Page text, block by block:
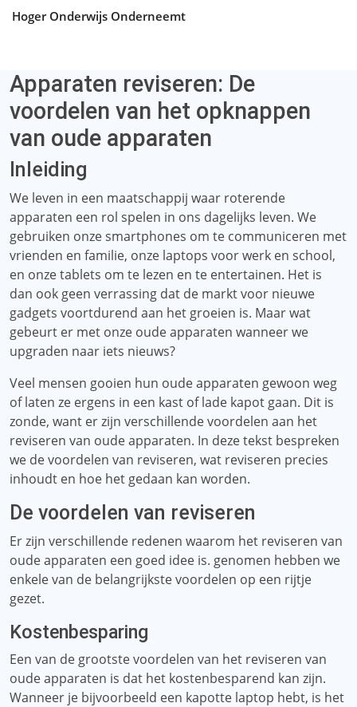
Hoger Onderwijs Onderneemt
Apparaten reviseren: De
voordelen van het opknappen
van oude apparaten
Inleiding
We leven in een maatschappij waar roterende
apparaten een rol spelen in ons dagelijks leven. We
gebruiken onze smartphones om te communiceren met
vrienden en familie, onze laptops voor werk en school,
en onze tablets om te lezen en te entertainen. Het is
dan ook geen verrassing dat de markt voor nieuwe
gadgets voortdurend aan het groeien is. Maar wat
gebeurt er met onze oude apparaten wanneer we
upgraden naar iets nieuws?
Veel mensen gooien hun oude apparaten gewoon weg
of laten ze ergens in een kast of lade kapot gaan. Dit is
zonde, want er zijn verschillende voordelen aan het
reviseren van oude apparaten. In deze tekst bespreken
we de voordelen van reviseren, wat reviseren precies
inhoudt en hoe het gedaan kan worden.
De voordelen van reviseren
Er zijn verschillende redenen waarom het reviseren van
oude apparaten een goed idee is. genomen hebben we
enkele van de belangrijkste voordelen op een rijtje
gezet.
Kostenbesparing
Een van de grootste voordelen van het reviseren van
oude apparaten is dat het kostenbesparend kan zijn.
Wanneer je bijvoorbeeld een kapotte laptop hebt, is het